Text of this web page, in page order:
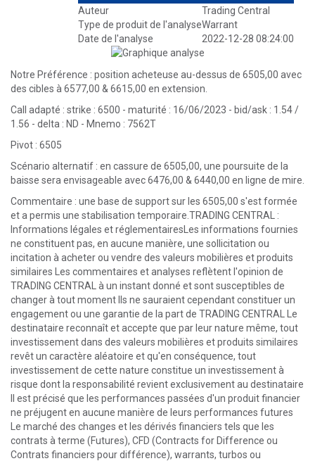
Auteur
Trading Central
Type de produit de l'analyseWarrant
Date de l'analyse
2022-12-28 08:24:00
Notre Préférence : position acheteuse au-dessus de 6505,00 avec
des cibles à 6577,00 & 6615,00 en extension.
Call adapté : strike : 6500 - maturité : 16/06/2023 - bid/ask : 1.54 /
1.56 - delta : ND - Mnemo : 7562T
Pivot : 6505
Scénario alternatif : en cassure de 6505,00, une poursuite de la
baisse sera envisageable avec 6476,00 & 6440,00 en ligne de mire.
Commentaire : une base de support sur les 6505,00 s'est formée
et a permis une stabilisation temporaire.TRADING CENTRAL :
Informations légales et réglementairesLes informations fournies
ne constituent pas, en aucune manière, une sollicitation ou
incitation à acheter ou vendre des valeurs mobilières et produits
similaires Les commentaires et analyses reflètent l'opinion de
TRADING CENTRAL à un instant donné et sont susceptibles de
changer à tout moment Ils ne sauraient cependant constituer un
engagement ou une garantie de la part de TRADING CENTRAL Le
destinataire reconnaît et accepte que par leur nature même, tout
investissement dans des valeurs mobilières et produits similaires
revêt un caractère aléatoire et qu'en conséquence, tout
investissement de cette nature constitue un investissement à
risque dont la responsabilité revient exclusivement au destinataire
Il est précisé que les performances passées d'un produit financier
ne préjugent en aucune manière de leurs performances futures
Le marché des changes et les dérivés financiers tels que les
contrats à terme (Futures), CFD (Contracts for Difference ou
Contrats financiers pour différence), warrants, turbos ou